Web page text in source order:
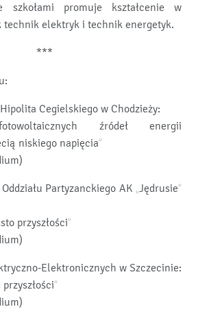
szkołami promuje kształcenie w
technik elektryk i technik energetyk.
***
Hipolita Cegielskiego w Chodzieży:
źródeł energii
niskiego napięcia”
Partyzanckiego AK „Jędrusie”
przyszłości”
Elektronicznych w Szczecinie: